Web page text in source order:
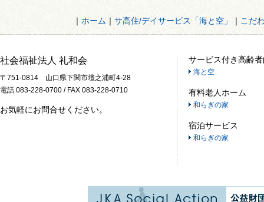
｜ ホーム ｜ サ高住/デイサービス「海と空」 ｜ こだ
社会福祉法人 礼和会
〒751-0814 山口県下関市壇之浦町4-28
電話 083-228-0700 / FAX 083-228-0710
お気軽にお問合せください。
サービス付き高齢
海と空
有料老人ホーム
和らぎの家
宿泊サービス
和らぎの家